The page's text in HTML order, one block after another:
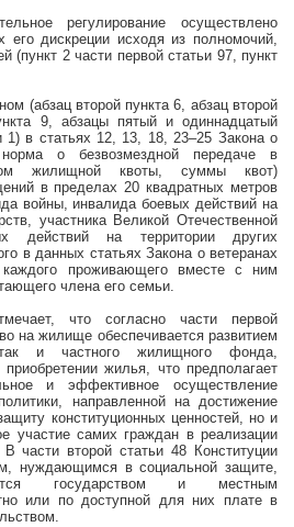
регулирование осуществлено
его дискреции исходя из полномочий,
(пункт 2 части первой статьи 97, пункт
(абзац второй пункта 6, абзац второй
9, абзацы пятый и одиннадцатый
1) в статьях 12, 13, 18, 23–25 Закона о
норма о безвозмездной передаче в
жилищной квоты, суммы квот)
в пределах 20 квадратных метров
войны, инвалида боевых действий на
участника Великой Отечественной
действий на территории других
в данных статьях Закона о ветеранах
проживающего вместе с ним
члена его семьи.
что согласно части первой
на жилище обеспечивается развитием
так и частного жилищного фонда,
жилья, что предполагает
и эффективное осуществление
направленной на достижение
конституционных ценностей, но и
участие самих граждан в реализации
части второй статьи 48 Конституции
нуждающимся в социальной защите,
государством и местным
или по доступной для них плате в